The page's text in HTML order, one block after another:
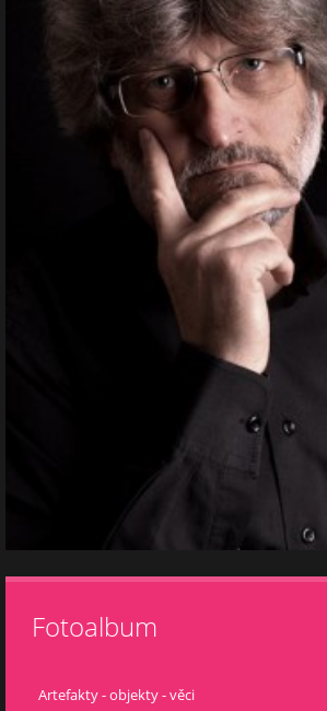
Fotoalbum
Artefakty - objekty - věci